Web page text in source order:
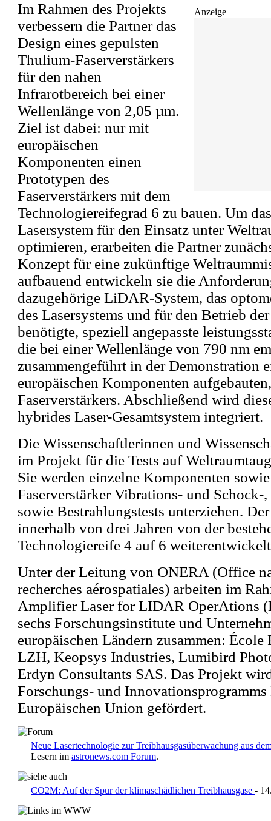
Anzeige
Im Rahmen des Projekts
verbessern die Partner das
Design eines gepulsten
Thulium-Faserverstärkers
für den nahen
Infrarotbereich bei einer
Wellenlänge von 2,05 µm.
Ziel ist dabei: nur mit
europäischen
Komponenten einen
Prototypen des
Faserverstärkers mit dem
Technologiereifegrad 6 zu bauen. Um
Lasersystem für den Einsatz unter
optimieren, erarbeiten die Partner
Konzept für eine zukünftige
aufbauend entwickeln sie die
dazugehörige LiDAR-System, das
des Lasersystems und für den Betrieb
benötigte, speziell angepasste
die bei einer Wellenlänge von 790 nm
zusammengeführt in der Demonstration
europäischen Komponenten
Faserverstärkers. Abschließend wird
hybrides Laser-Gesamtsystem integriert.
Die Wissenschaftlerinnen und
im Projekt für die Tests auf
Sie werden einzelne Komponenten
Faserverstärker Vibrations- und Schock-
sowie Bestrahlungstests unterziehen.
innerhalb von drei Jahren von der
Technologiereife 4 auf 6
Unter der Leitung von ONERA (Office
recherches aérospatiales) arbeiten im
Amplifier Laser for LIDAR OperAtions
sechs Forschungsinstitute und
europäischen Ländern zusammen: École
LZH, Keopsys Industries, Lumibird
Erdyn Consultants SAS. Das Projekt
Forschungs- und
Europäischen Union gefördert.
Neue Lasertechnologie zur Treibhausgasüberwachung aus
Lesern im astronews.com Forum.
CO2M: Auf der Spur der klimaschädlichen Treibhausgase -